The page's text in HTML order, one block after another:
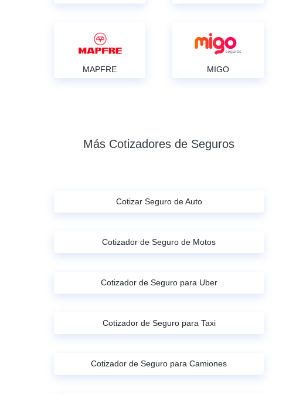
MAPFRE MIGO
Más Cotizadores de Seguros
Cotizar Seguro de Auto
Cotizador de Seguro de Motos
Cotizador de Seguro para Uber
Cotizador de Seguro para Taxi
Cotizador de Seguro para Camiones